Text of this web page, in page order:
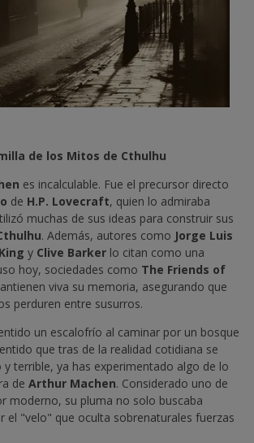
de los Mitos de Cthulhu
es incalculable. Fue el precursor directo
de H.P. Lovecraft, quien lo admiraba
muchas de sus ideas para construir sus
. Además, autores como Jorge Luis
y Clive Barker lo citan como una
hoy, sociedades como The Friends of
viva su memoria, asegurando que
perduren entre susurros.
un escalofrío al caminar por un bosque
que tras de la realidad cotidiana se
terrible, ya has experimentado algo de lo
de Arthur Machen. Considerado uno de
moderno, su pluma no solo buscaba
el "velo" que oculta sobrenaturales fuerzas